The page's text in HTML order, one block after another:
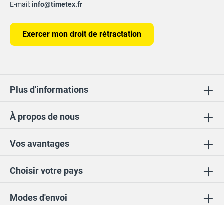
Vos avantages
Choisir votre pays
À propos de nous
E-mail:info@timetex.fr
Exercer mon droit de rétractation
Plus d'informations
Modes d'envoi